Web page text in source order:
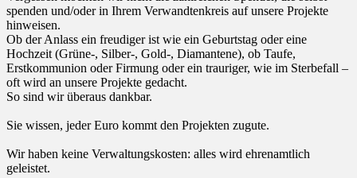
spenden und/oder in Ihrem Verwandtenkreis auf unsere Projekte
hinweisen.
Ob der Anlass ein freudiger ist wie ein Geburtstag oder eine
Hochzeit (Grüne-, Silber-, Gold-, Diamantene), ob Taufe,
Erstkommunion oder Firmung oder ein trauriger, wie im Sterbefall –
oft wird an unsere Projekte gedacht.
So sind wir überaus dankbar.
Sie wissen, jeder Euro kommt den Projekten zugute.
Wir haben keine Verwaltungskosten: alles wird ehrenamtlich
geleistet.